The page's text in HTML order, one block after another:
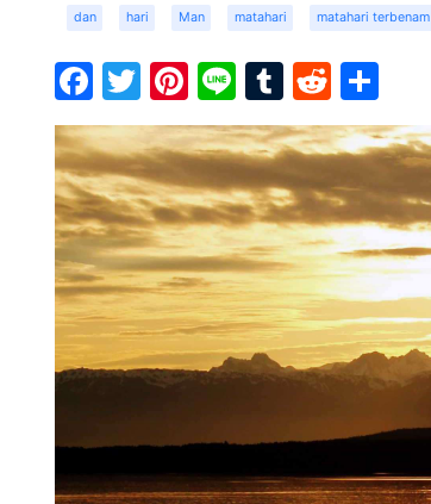
dan hari Man matahari matahari terbenam
Facebook
Twitter
Pinterest
LineTumblr
Reddit